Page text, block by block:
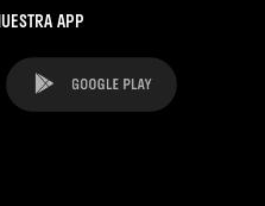
APP